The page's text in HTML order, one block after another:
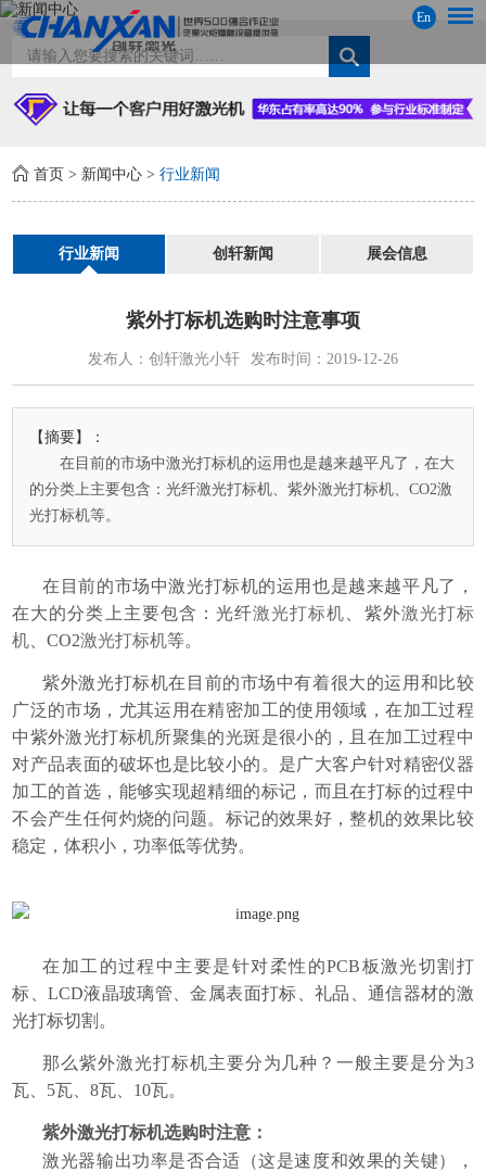
En
首页 > 新闻中心 >行业新闻
行业新闻 创轩新闻 展会信息
紫外打标机选购时注意事项
发布人：创轩激光小轩 发布时间：2019-12-26
【摘要】：
在目前的市场中激光打标机的运用也是越来越平凡了，在大
的分类上主要包含：光纤激光打标机、紫外激光打标机​、CO2激
光打标机等。
在目前的市场中激光打标机的运用也是越来越平凡了，
在大的分类上主要包含：光纤激光打标机、 紫外激光打标
机、CO2激光打标机等。
紫外激光打标机在目前的市场中有着很大的运用和比较
广泛的市场，尤其运用在精密加工的使用领域，在加工过程
中紫外激光打标机所聚集的光斑是很小的，且在加工过程中
对产品表面的破坏也是比较小的。是广大客户针对精密仪器
加工的首选，能够实现超精细的标记，而且在打标的过程中
不会产生任何灼烧的问题。标记的效果好，整机的效果比较
稳定，体积小，功率低等优势。
在加工的过程中主要是针对柔性的PCB板激光切割打
标、LCD液晶玻璃管、金属表面打标、礼品、通信器材的激
光打标切割。
那么紫外激光打标机主要分为几种？一般主要是分为3
瓦、5瓦、8瓦、10瓦。
紫外激光打标机选购时注意：
激光器输出功率是否合适（这是速度和效果的关键），